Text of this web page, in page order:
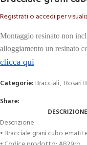
Registrati o accedi per
Montaggio resinato non
alloggiamento un resinato
clicca qui
Categorie: Bracciali, Rosari
Share:
DESCRIZIONE
Descrizione
• Bracciale grani cubo